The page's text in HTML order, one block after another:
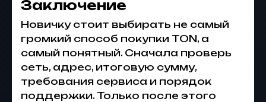
Заключение
Новичку стоит выбирать не самый
громкий способ покупки TON, а
самый понятный. Сначала проверь
сеть, адрес, итоговую сумму,
требования сервиса и порядок
поддержки. Только после этого